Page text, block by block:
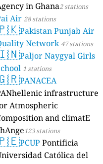
in Ghana2 stations
Air 28 stations
Pakistan Punjab Air
Network 47 stations
Paljor Naygyal Girls
1 stations
PANACEA
infrastructure
Atmospheric
and climatE
123 stations
PCUP Pontificia
Católica del